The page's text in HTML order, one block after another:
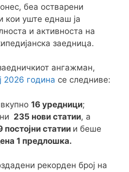
беа остварени
кои уште еднаш ја
и активноста на
заедница.
ангажман,
2026 година се следниве:
16 уредници;
235 нови статии, а
постојни статии и беше
1 предлошка.
рекорден број на